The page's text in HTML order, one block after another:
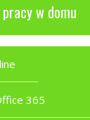
w domu
365